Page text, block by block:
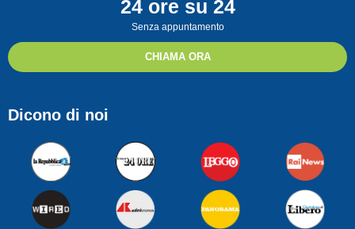
24 ore su 24
Senza appuntamento
CHIAMA ORA
Dicono di noi